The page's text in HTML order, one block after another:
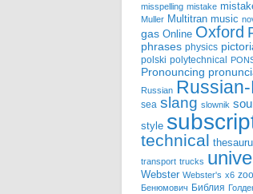
misspelling mistake
Muller Multitran music
gas Online Oxford
phrases physics
polski polytechnical
Pronouncing
Russian
sea slang slownik
style
technical
transport trucks
Webster Webster's x6
Бенюмович Библия